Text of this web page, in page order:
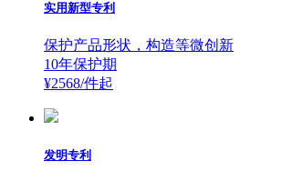
实用新型专利
保护产品形状，构造等微创新
10年保护期
¥2568/件起
发明专利